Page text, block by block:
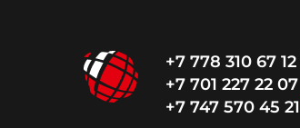
+7 778 310 67 12
+7 701 227 22 07
+7 747 570 45 21